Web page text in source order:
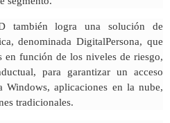
también logra una solución de
denominada DigitalPersona, que
en función de los niveles de riesgo,
para garantizar un acceso
Windows, aplicaciones en la nube,
tradicionales.